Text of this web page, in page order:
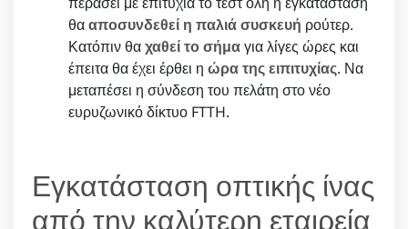
θααποσυνδεθεί η παλιά συσκευή ρούτερ.
Κατόπιν θαχαθεί το σήμαγια λίγες ώρες και
έπειτα θα έχει έρθει η ώρα της ειπιτυχίας. Να
μεταπέσει η σύνδεση του πελάτη στο νέο
ευρυζωνικό δίκτυο FTTH.
Εγκατάσταση οπτικής ίνας
από την καλύτερη εταιρεία